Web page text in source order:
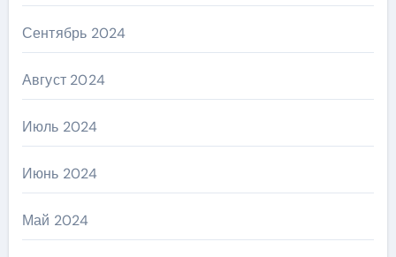
Сентябрь 2024
Август 2024
Июль 2024
Июнь 2024
Май 2024